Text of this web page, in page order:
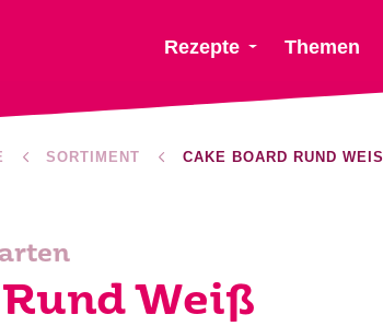
Rezepte Themen
SORTIMENT CAKE BOARD RUND WEISS
Weiß